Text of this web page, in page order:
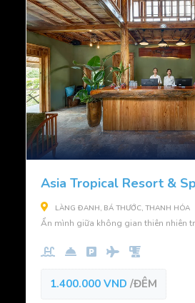
Asia Tropical Resort &
LÀNG ĐANH, BÁ THƯỚC, THANH HÓA
Ẩn mình giữa không gian thiên nhiên
1.400.000 VND /ĐÊM